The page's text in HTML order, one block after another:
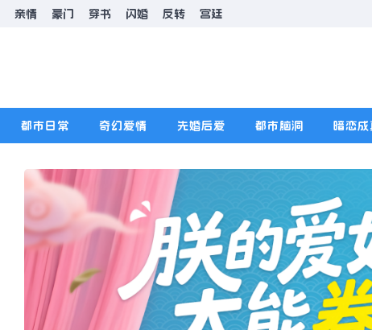
亲情 豪门 穿书 闪婚 反转 宫廷
都市日常 奇幻爱情 先婚后爱 都市脑洞 暗恋成